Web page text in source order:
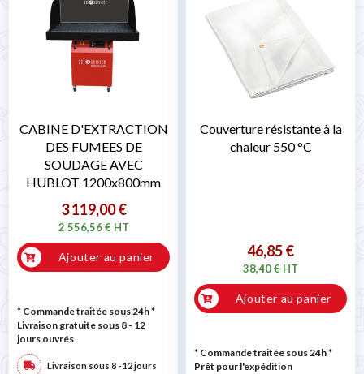
CABINE D'EXTRACTION
DES FUMEES DE
SOUDAGE AVEC
HUBLOT 1200x800mm
3 119,00 €
2 556,56 € HT
Ajouter au panier
* Commande traitée sous 24h*
Livraison gratuite sous 8 - 12
jours ouvrés
Livraison sous 8 - 12 jours
Couverture résistante à la
chaleur 550 °C
46,85 €
38,40 € HT
Ajouter au panier
* Commande traitée sous 24h*
Prêt pour l'expédition